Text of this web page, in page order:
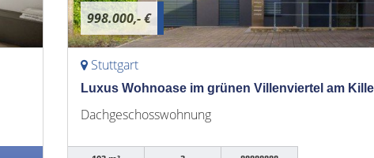
998.000,- €
Stuttgart
Luxus Wohnoase im grünen Villenviertel am
Dachgeschosswohnung